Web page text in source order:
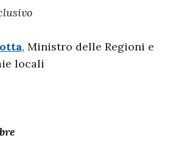
, Ministro delle Regioni e
locali